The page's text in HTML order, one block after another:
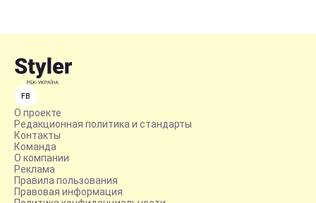
FB
О проекте
Редакционная политика и стандарты
Контакты
Команда
О компании
Реклама
Правила пользования
Правовая информация